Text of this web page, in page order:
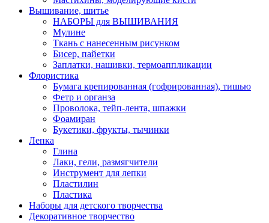
Вышивание, шитье
НАБОРЫ для ВЫШИВАНИЯ
Мулине
Ткань с нанесенным рисунком
Бисер, пайетки
Заплатки, нашивки, термоаппликации
Флористика
Бумага крепированная (гофрированная), тишью
Фетр и органза
Проволока, тейп-лента, шпажки
Фоамиран
Букетики, фрукты, тычинки
Лепка
Глина
Лаки, гели, размягчители
Инструмент для лепки
Пластилин
Пластика
Наборы для детского творчества
Декоративное творчество